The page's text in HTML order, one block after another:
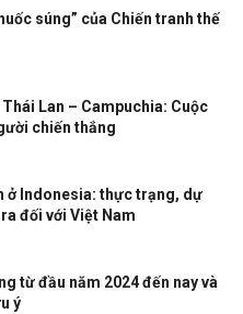
súng” của Chiến tranh thế
Lan – Campuchia: Cuộc
chiến thắng
ở Indonesia: thực trạng, dự
đối với Việt Nam
từ đầu năm 2024 đến nay và
ý